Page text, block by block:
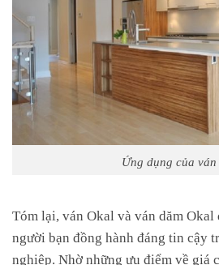
Ứng dụng của ván
Tóm lại, ván Okal và ván dăm Okal
người bạn đồng hành đáng tin cậy
nghiệp. Nhờ những ưu điểm về giá